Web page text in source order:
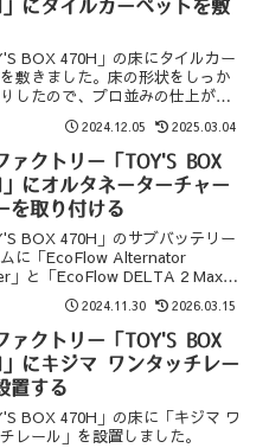
にタイルカーペットを敷
BOX 470H」の床にタイルカー
敷きました。床の形状をしっか
したので、プロ並みの仕上がり
2024.12.05 2025.03.04
ァクトリー「TOY'S BOX
にオルタネーターチャー
を取り付ける
BOX 470H」のサブバッテリー
に「EcoFlow Alternator
」と「EcoFlow DELTA 2 Max」
オンしました。「EcoFlow DELTA
」が走行充電/ソーラー充電できる
りました。
2024.11.30 2026.03.15
ァクトリー「TOY'S BOX
にキジマ ワンタッチレー
置する
BOX 470H」の床に「キジマ ワ
レール」を設置しました。